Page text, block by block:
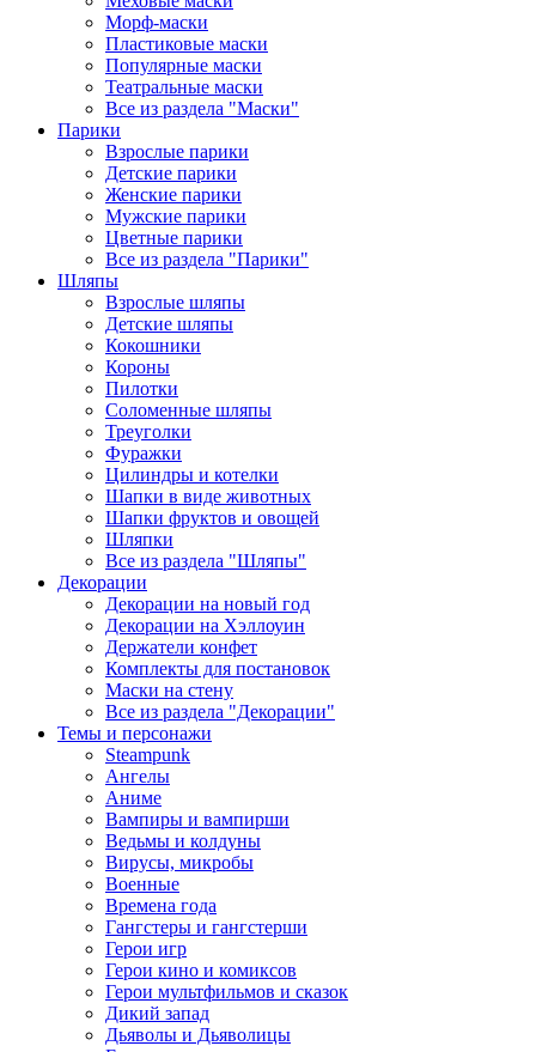
Морф-маски
Пластиковые маски
Популярные маски
Театральные маски
Все из раздела "Маски"
Парики
Взрослые парики
Детские парики
Женские парики
Мужские парики
Цветные парики
Все из раздела "Парики"
Шляпы
Взрослые шляпы
Детские шляпы
Кокошники
Короны
Пилотки
Соломенные шляпы
Треуголки
Фуражки
Цилиндры и котелки
Шапки в виде животных
Шапки фруктов и овощей
Шляпки
Все из раздела "Шляпы"
Декорации
Декорации на новый год
Декорации на Хэллоуин
Держатели конфет
Комплекты для постановок
Маски на стену
Все из раздела "Декорации"
Темы и персонажи
Steampunk
Ангелы
Аниме
Вампиры и вампирши
Ведьмы и колдуны
Вирусы, микробы
Военные
Времена года
Гангстеры и гангстерши
Герои игр
Герои кино и комиксов
Герои мультфильмов и сказок
Дикий запад
Дьяволы и Дьяволицы